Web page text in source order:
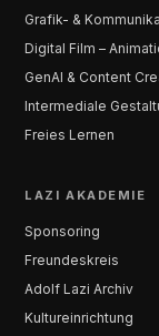
Grafik- &
Digital Film –
GenAI & Content
Intermediale
Freies Lernen
LAZI AKADEMIE
Sponsoring
Freundeskreis
Adolf Lazi Archiv
Kultureinrichtung